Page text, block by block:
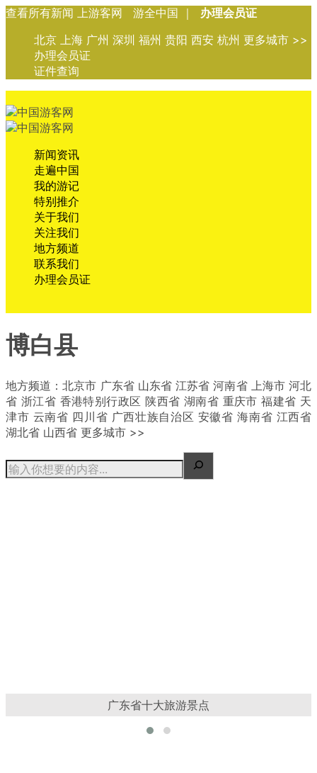
查看所有新闻 上游客网 游全中国 ｜
办理会员证
北京 上海 广州 深圳 福州 贵阳 西安 杭州 更多城市 >>
办理会员证
证件查询
新闻资讯
走遍中国
我的游记
特别推介
关于我们
关注我们
地方频道
联系我们
办理会员证
博白县
地方频道：北京市 广东省 山东省 江苏省 河南省 上海市 河北
省 浙江省 香港特别行政区 陕西省 湖南省 重庆市 福建省 天
津市 云南省 四川省 广西壮族自治区 安徽省 海南省 江西省
湖北省 山西省 更多城市 >>
广东省十大旅游景点